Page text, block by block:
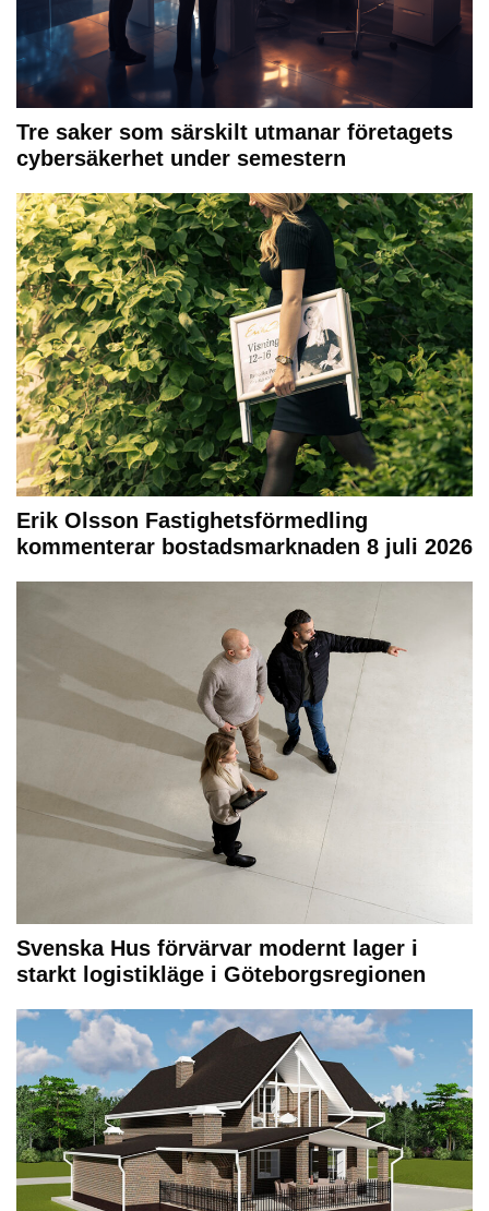
Tre saker som särskilt utmanar företagets
cybersäkerhet under semestern
Erik Olsson Fastighetsförmedling
kommenterar bostadsmarknaden 8 juli 2026
Svenska Hus förvärvar modernt lager i
starkt logistikläge i Göteborgsregionen